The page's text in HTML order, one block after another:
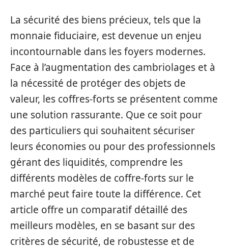
La sécurité des biens précieux, tels que la
monnaie fiduciaire, est devenue un enjeu
incontournable dans les foyers modernes.
Face à l’augmentation des cambriolages et à
la nécessité de protéger des objets de
valeur, les coffres-forts se présentent comme
une solution rassurante. Que ce soit pour
des particuliers qui souhaitent sécuriser
leurs économies ou pour des professionnels
gérant des liquidités, comprendre les
différents modèles de coffre-forts sur le
marché peut faire toute la différence. Cet
article offre un comparatif détaillé des
meilleurs modèles, en se basant sur des
critères de sécurité, de robustesse et de